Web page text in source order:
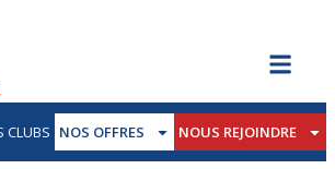
CLUBS NOS OFFRES NOUS REJOINDRE